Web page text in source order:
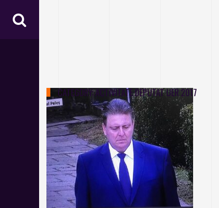
CATEGORY:ACTIVITATE DEPUTAT UER 2017